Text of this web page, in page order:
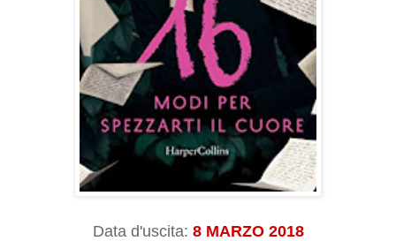
Data d'uscita: 8 MARZO2018